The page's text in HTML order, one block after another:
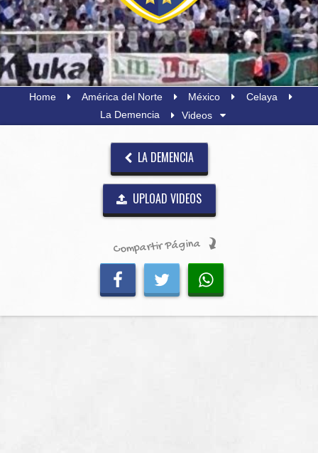
Home América del Norte México
Celaya
La Demencia
Videos
LA DEMENCIA
UPLOAD VIDEOS
Compartir Página